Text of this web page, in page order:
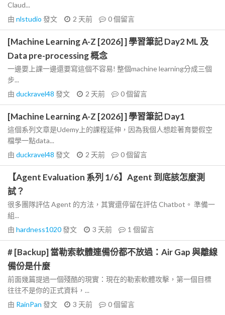
Claud...
由 nlstudio 發文 2 天前 0個留言
[Machine Learning A-Z [2026] ] 學習筆記 Day2 ML 及
Data pre-processing 概念
一邊要上課一邊還要寫這個不容易! 整個machine learning分成三個
步...
由 duckravel48 發文 2 天前 0個留言
[Machine Learning A-Z [2026] ] 學習筆記 Day1
這個系列文章是Udemy上的課程延伸，因為我個人想趁著育嬰假空
檔學一點data...
由 duckravel48 發文 2 天前 0個留言
【Agent Evaluation 系列 1/6】Agent 到底該怎麼測
試？
很多團隊評估 Agent 的方法，其實還停留在評估 Chatbot。 準備一
組...
由 hardness1020發文 3 天前 1 個留言
# [Backup] 當勒索軟體連備份都不放過：Air Gap 與離線
備份是什麼
前面幾篇提過一個殘酷的現實：現在的勒索軟體攻擊，第一個目標
往往不是你的正式資料，...
由 RainPan 發文 3 天前 0個留言